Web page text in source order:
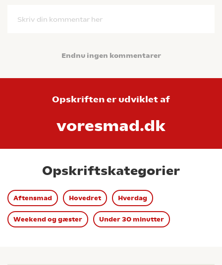
Skriv din kommentar her
Endnu ingen kommentarer
Opskriften er udviklet af
voresmad.dk
Opskriftskategorier
Aftensmad Hovedret Hverdag
Weekend og gæster Under 30 minutter